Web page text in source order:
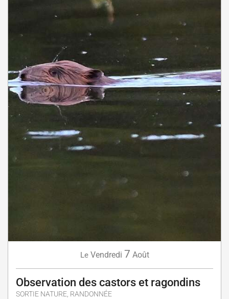
Le Vendredi 7 Août
Observation des castors et ragondins
SORTIE NATURE, RANDONNÉE